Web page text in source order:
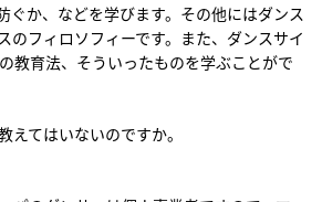
ぐか、などを学びます。その他にはダンス
のフィロソフィーです。また、ダンスサイ
教育法、そういったものを学ぶことがで
てはいないのですか。